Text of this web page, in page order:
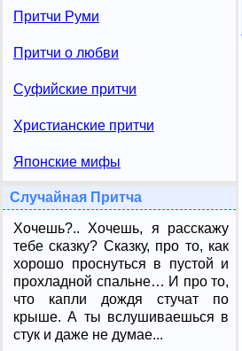
Притчи Руми
Притчи о любви
Суфийские притчи
Христианские притчи
Японские мифы
Случайная Притча
Хочешь?.. Хочешь, я расскажу
тебе сказку? Сказку, про то, как
хорошо проснуться в пустой и
прохладной спальне… И про то,
что капли дождя стучат по
крыше. А ты вслушиваешься в
стук и даже не думае...